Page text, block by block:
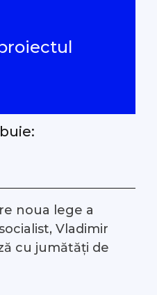
noua lege a
Vladimir
cu jumătăți de